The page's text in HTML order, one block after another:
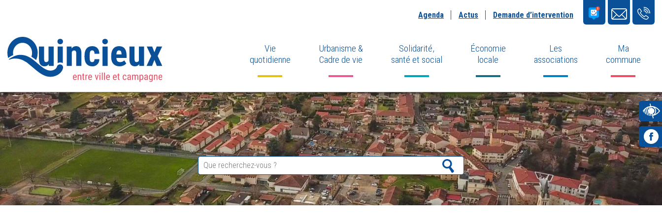
Agenda Actus Demande d’intervention
Vie
quotidienne
Urbanisme &
Cadre de vie
Solidarité,
santé et social
Économie
locale
Les
associations
Ma
commune